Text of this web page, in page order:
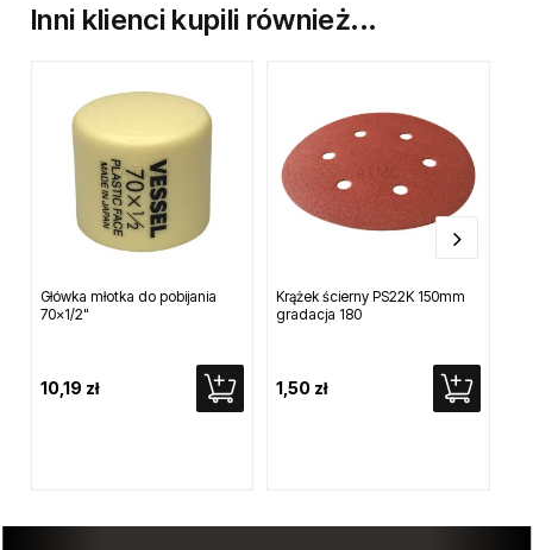
Inni klienci kupili również...
Główka młotka do pobijania
70x1/2"
10,19 zł
Krążek ścierny PS22K 150mm
gradacja 180
1,50 zł